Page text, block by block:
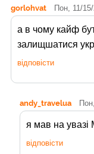
gorlohvat Пон, 11/
а в чому кайф
залищшатися
відповісти
andy_travelua
я мав на
відповісти